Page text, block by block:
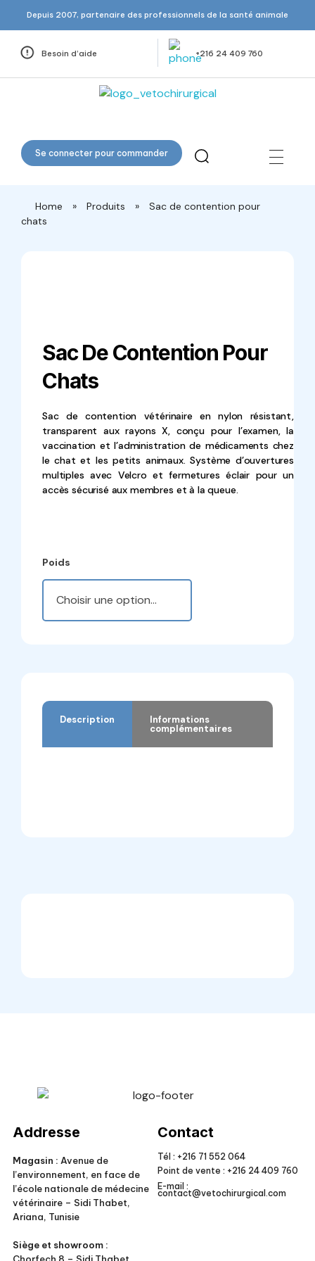
Depuis 2007, partenaire des professionnels de la santé animale
Besoin d’aide +216 24 409 760
Veto Chirurgical
Se connecter pour commander
Home » Produits »
Sac de contention pour
chats
Sac De Contention Pour
Chats
Sac de contention vétérinaire en nylon résistant,
transparent aux rayons X, conçu pour l’examen, la
vaccination et l’administration de médicaments chez
le chat et les petits animaux. Système d’ouvertures
multiples avec Velcro et fermetures éclair pour un
accès sécurisé aux membres et à la queue.
Poids
Description Informations
complémentaires
Addresse
Magasin : Avenue de
l’environnement, en face de
l’école nationale de médecine
vétérinaire – Sidi Thabet,
Ariana, Tunisie
Siège et showroom :
Contact
Tél : +216 71 552 064
Point de vente : +216 24 409 760
E-mail :
contact@vetochirurgical.com